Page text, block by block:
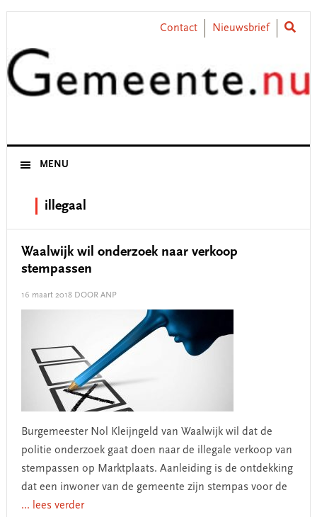
Skip
primary
navigation
Skip
content
Skip
primary
sidebar
Skip
footer
Contact Nieuwsbrief
MENU
illegaal
Waalwijk wil onderzoek naar verkoop
stempassen
16 maart 2018DOOR ANP
Burgemeester Nol Kleijngeld van Waalwijk wil dat de
politie onderzoek gaat doen naar de illegale verkoop van
stempassen op Marktplaats. Aanleiding is de ontdekking
dat een inwoner van de gemeente zijn stempas voor de
... lees verder